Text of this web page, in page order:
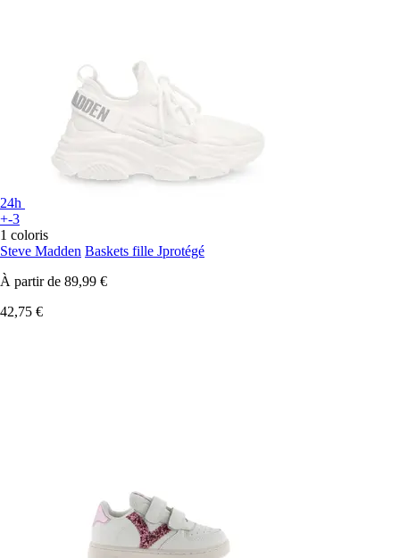
24h
+-3
1 coloris
Steve Madden Baskets fille Jprotégé
À partir de 89,99 €
42,75 €